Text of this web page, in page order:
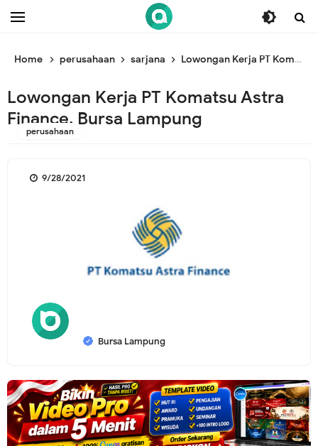
/* ganti br end */
Home perusahaan sarjana Lowongan Kerja PT Komatsu Astra Finance, Bursa Lampung
Lowongan Kerja PT Komatsu Astra
Finance, Bursa Lampung
perusahaan
Bursa Lampung
9/28/2021